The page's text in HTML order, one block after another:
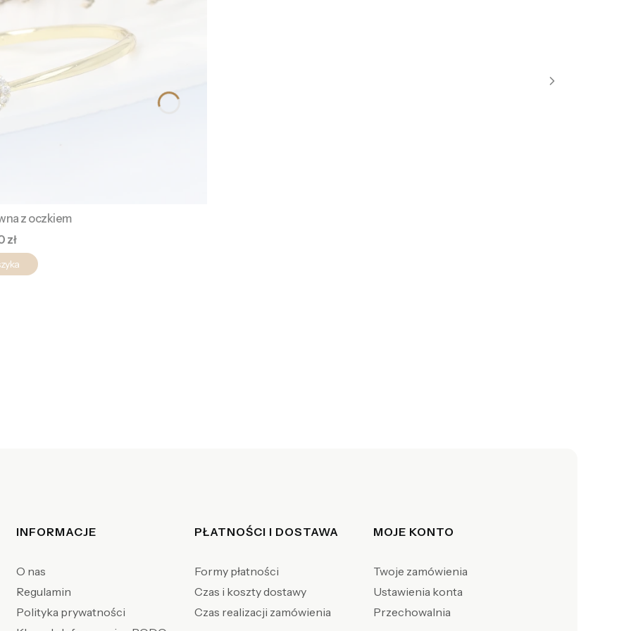
z oczkiem
zł
Linki w stopce
INFORMACJE
O nas
Regulamin
Polityka prywatności
PŁATNOŚCI I DOSTAWA
Formy płatności
Czas i koszty dostawy
Czas realizacji zamówienia
MOJE KONTO
Twoje zamówienia
Ustawienia konta
Przechowalnia